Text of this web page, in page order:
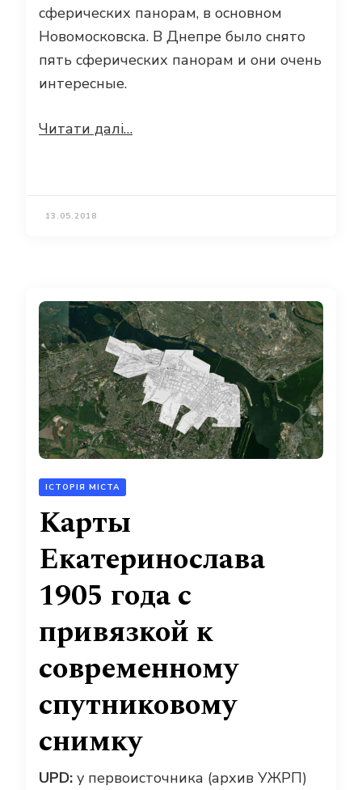
сферических панорам, в основном
Новомосковска. В Днепре было снято
пять сферических панорам и они очень
интересные.
Читати далі…
13.05.2018
ІСТОРІЯ МІСТА
Карты
Екатеринослава
1905 года с
привязкой к
современному
спутниковому
снимку
UPD: у первоисточника (архив УЖРП)